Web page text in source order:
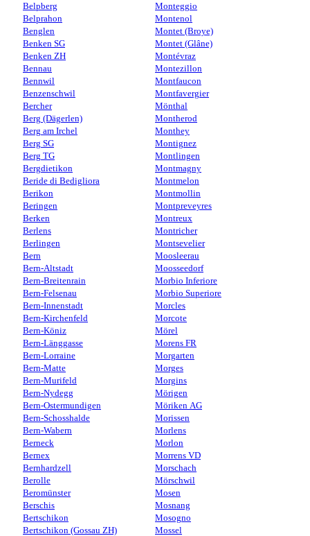
Belpberg
Belprahon
Benglen
Benken SG
Benken ZH
Bennau
Bennwil
Benzenschwil
Bercher
Berg (Dägerlen)
Berg am Irchel
Berg SG
Berg TG
Bergdietikon
Beride di Bedigliora
Berikon
Beringen
Berken
Berlens
Berlingen
Bern
Bern-Altstadt
Bern-Breitenrain
Bern-Felsenau
Bern-Innenstadt
Bern-Kirchenfeld
Bern-Köniz
Bern-Länggasse
Bern-Lorraine
Bern-Matte
Bern-Murifeld
Bern-Nydegg
Bern-Ostermundigen
Bern-Schosshalde
Bern-Wabern
Berneck
Bernex
Bernhardzell
Berolle
Beromünster
Berschis
Bertschikon
Bertschikon (Gossau ZH)
Monteggio
Montenol
Montet (Broye)
Montet (Glâne)
Montévraz
Montezillon
Montfaucon
Montfavergier
Mönthal
Montherod
Monthey
Montignez
Montlingen
Montmagny
Montmelon
Montmollin
Montpreveyres
Montreux
Montricher
Montsevelier
Moosleerau
Moosseedorf
Morbio Inferiore
Morbio Superiore
Morcles
Morcote
Mörel
Morens FR
Morgarten
Morges
Morgins
Mörigen
Möriken AG
Morissen
Morlens
Morlon
Morrens VD
Morschach
Mörschwil
Mosen
Mosnang
Mosogno
Mossel